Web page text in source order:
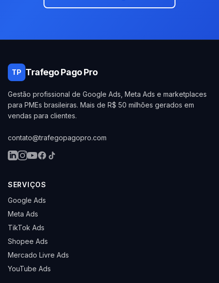
TP Trafego Pago Pro
Gestão profissional de Google Ads, Meta Ads e marketplaces
para PMEs brasileiras. Mais de R$ 50 milhões gerados em
vendas para clientes.
contato@trafegopagopro.com
SERVIÇOS
Google Ads
Meta Ads
TikTok Ads
Shopee Ads
Mercado Livre Ads
YouTube Ads